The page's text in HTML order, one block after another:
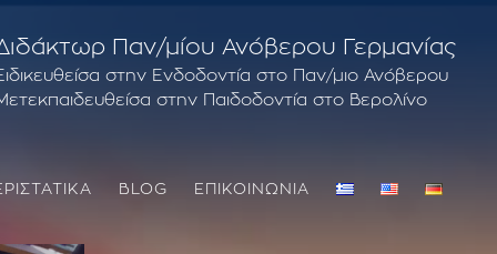
Παν/μίου Ανόβερου Γερμανίας
στην Ενδοδοντία στο Παν/μιο Ανόβερου
στην Παιδοδοντία στο Βερολίνο
BLOG ΕΠΙΚΟΙΝΩΝΙΑ